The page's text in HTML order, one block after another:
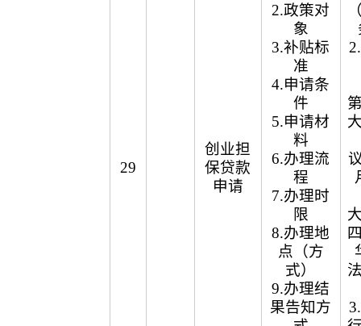
29
创业担
保贷款
申请
2.政策对
象
3.补贴标
准
4.申请条
件
5.申请材
料
6.办理流
程
7.办理时
限
8.办理地
点（方
式）
9.办理结
果告知方